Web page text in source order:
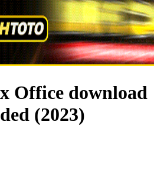
Office download
(2023)